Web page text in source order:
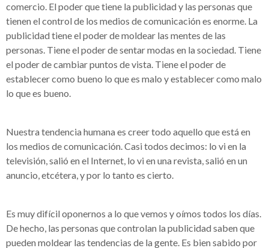
comercio. El poder que tiene la publicidad y las personas que
tienen el control de los medios de comunicación es enorme. La
publicidad tiene el poder de moldear las mentes de las
personas. Tiene el poder de sentar modas en la sociedad. Tiene
el poder de cambiar puntos de vista. Tiene el poder de
establecer como bueno lo que es malo y establecer como malo
lo que es bueno.
Nuestra tendencia humana es creer todo aquello que está en
los medios de comunicación. Casi todos decimos: lo vi en la
televisión, salió en el Internet, lo vi en una revista, salió en un
anuncio, etcétera, y por lo tanto es cierto.
Es muy difícil oponernos a lo que vemos y oímos todos los días.
De hecho, las personas que controlan la publicidad saben que
pueden moldear las tendencias de la gente. Es bien sabido por